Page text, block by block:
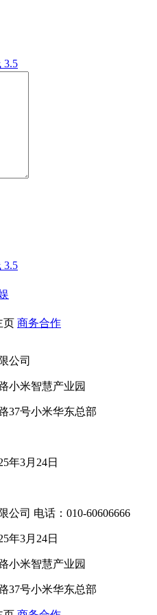
3.5
3.5
页 商务合作
公司
小米智慧产业园
37号小米华东总部
年3月24日
公司 电话：010-60606666
年3月24日
小米智慧产业园
37号小米华东总部